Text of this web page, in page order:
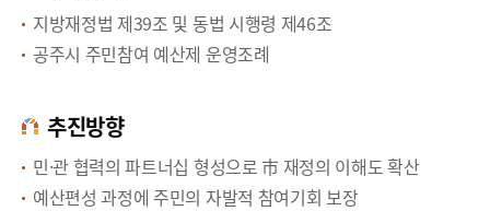
지방재정법 제39조 및 동법 시행령 제46조
공주시 주민참여 예산제 운영조례
추진방향
민·관 협력의 파트너십 형성으로 市 재정의 이해도 확산
예산편성 과정에 주민의 자발적 참여기회 보장